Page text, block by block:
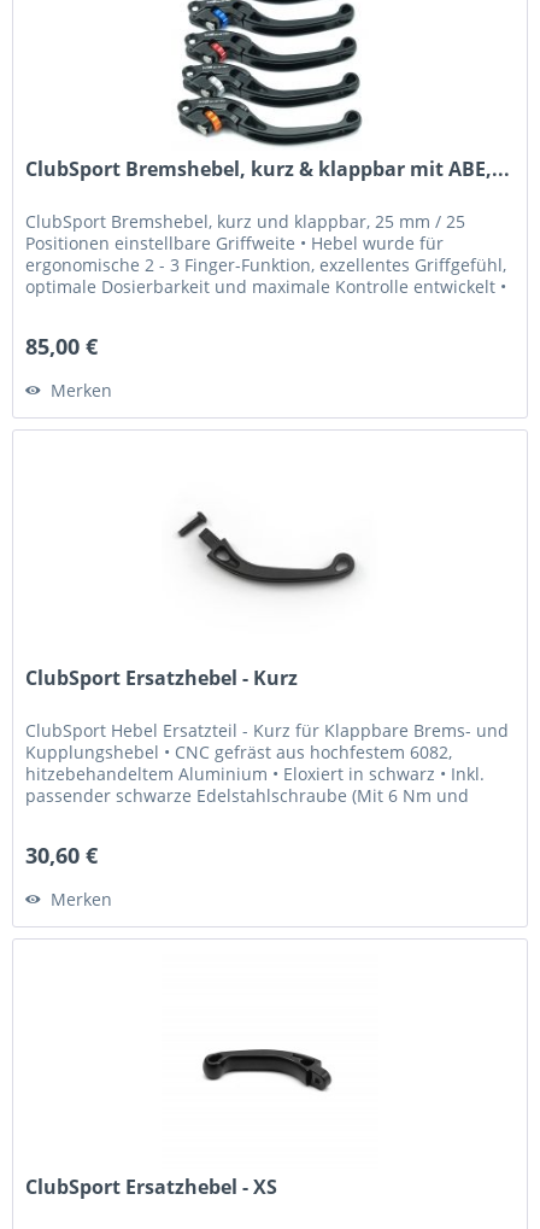
ClubSport Bremshebel, kurz & klappbar mit ABE,...
ClubSport Bremshebel, kurz und klappbar, 25 mm / 25
Positionen einstellbare Griffweite • Hebel wurde für
ergonomische 2 - 3 Finger-Funktion, exzellentes Griffgefühl,
optimale Dosierbarkeit und maximale Kontrolle entwickelt •
85,00 €
Merken
ClubSport Ersatzhebel - Kurz
ClubSport Hebel Ersatzteil - Kurz für Klappbare Brems- und
Kupplungshebel • CNC gefräst aus hochfestem 6082,
hitzebehandeltem Aluminium • Eloxiert in schwarz • Inkl.
passender schwarze Edelstahlschraube (Mit 6 Nm und
30,60 €
Merken
ClubSport Ersatzhebel - XS